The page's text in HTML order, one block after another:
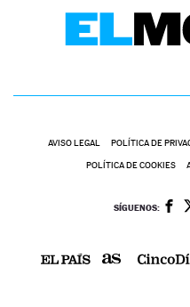
AVISO LEGAL POLÍTICA DE
POLÍTICA DE COOKIES
SÍGUENOS: